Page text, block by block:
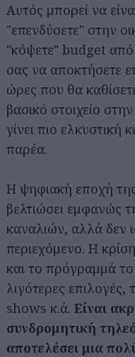
Αυτός μπορεί να
"επενδύσετε" στην
"κόψετε" budget
σας να αποκτήσετε
ώρες που θα
βασικό στοιχείο
γίνει πιο ελκυστική
παρέα.
Η ψηφιακή εποχή
βελτιώσει εμφανώς
καναλιών, αλλά δεν
περιεχόμενο. Η
και το πρόγραμμά
λιγότερες επιλογές,
shows κ.ά. Είναι
συνδρομητική
αποτελέσει μια